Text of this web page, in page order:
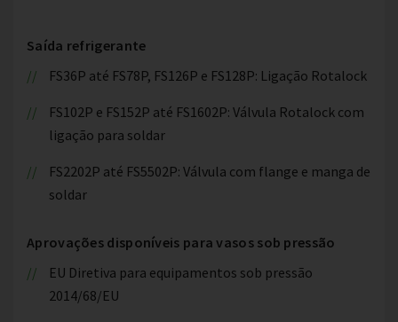
Saída refrigerante
FS36P até FS78P, FS126P e FS128P: Ligação Rotalock
FS102P e FS152P até FS1602P: Válvula Rotalock com
ligação para soldar
FS2202P até FS5502P: Válvula com flange e manga de
soldar
Aprovações disponíveis para vasos sob pressão
EU Diretiva para equipamentos sob pressão
2014/68/EU